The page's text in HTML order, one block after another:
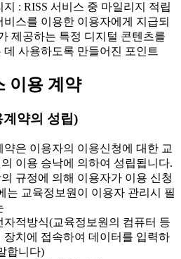
: RISS 서비스 중 마일리지 적립
비스를 이용한 이용자에게 지급되
제공하는 특정 디지털 콘텐츠를
데 사용하도록 만들어진 포인트
이용 계약
약의 성립)
은 이용자의 이용신청에 대한 교
이용 승낙에 의하여 성립됩니다.
규정에 의해 이용자가 이용 신청
는 교육정보원이 이용자 관리시 필
자적방식(교육정보원의 컴퓨터 등
장치에 접속하여 데이터를 입력하
합니다)